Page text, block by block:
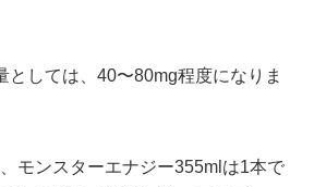
としては、40〜80mg程度になりま
モンスターエナジー355mlは1本で